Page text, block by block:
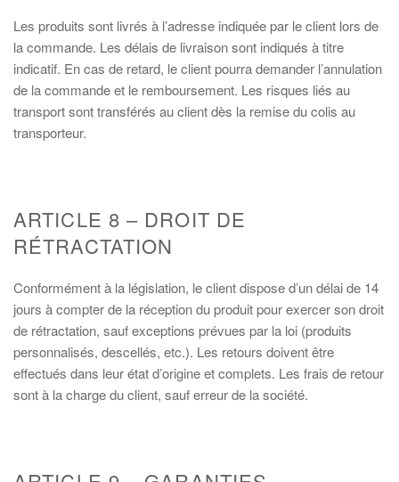
Les produits sont livrés à l’adresse indiquée par le client lors de
la commande. Les délais de livraison sont indiqués à titre
indicatif. En cas de retard, le client pourra demander l’annulation
de la commande et le remboursement. Les risques liés au
transport sont transférés au client dès la remise du colis au
transporteur.
ARTICLE 8 – DROIT DE
RÉTRACTATION
Conformément à la législation, le client dispose d’un délai de 14
jours à compter de la réception du produit pour exercer son droit
de rétractation, sauf exceptions prévues par la loi (produits
personnalisés, descellés, etc.). Les retours doivent être
effectués dans leur état d’origine et complets. Les frais de retour
sont à la charge du client, sauf erreur de la société.